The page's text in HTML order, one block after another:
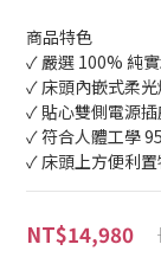
商品特色
✓ 嚴選 100% 純
✓ 床頭內嵌式柔光
✓ 貼心雙側電源
✓ 符合人體工學
✓ 床頭上方便利置
NT$14,980